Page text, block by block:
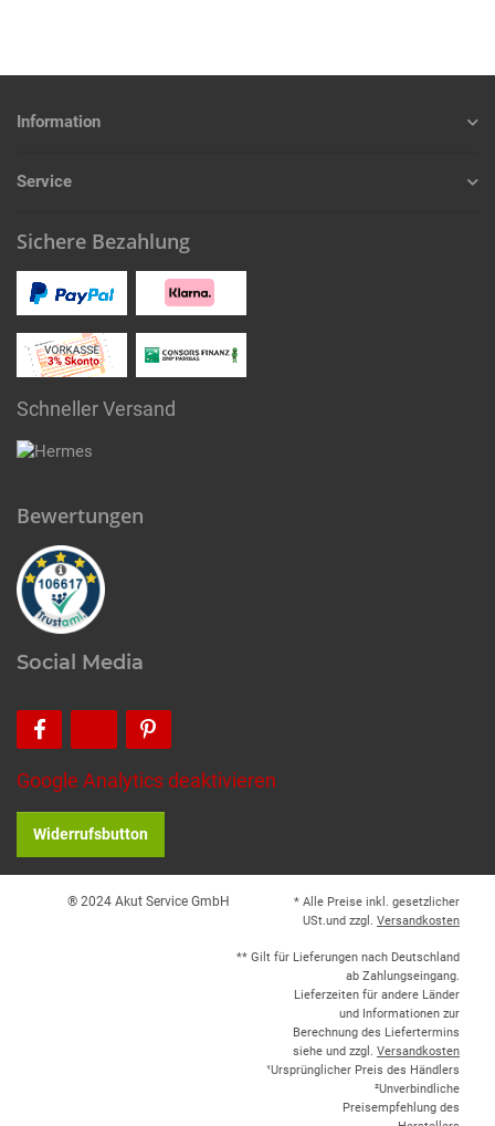
Information
Service
Sichere Bezahlung
Schneller Versand
Bewertungen
Social Media
Google Analytics deaktivieren
Widerrufsbutton
® 2024 Akut Service GmbH
* Alle Preise inkl. gesetzlicher
USt.und zzgl. Versandkosten
** Gilt für Lieferungen nach Deutschland
ab Zahlungseingang.
Lieferzeiten für andere Länder
und Informationen zur
Berechnung des Liefertermins
siehe und zzgl. Versandkosten
¹Ursprünglicher Preis des Händlers
²Unverbindliche
Preisempfehlung des